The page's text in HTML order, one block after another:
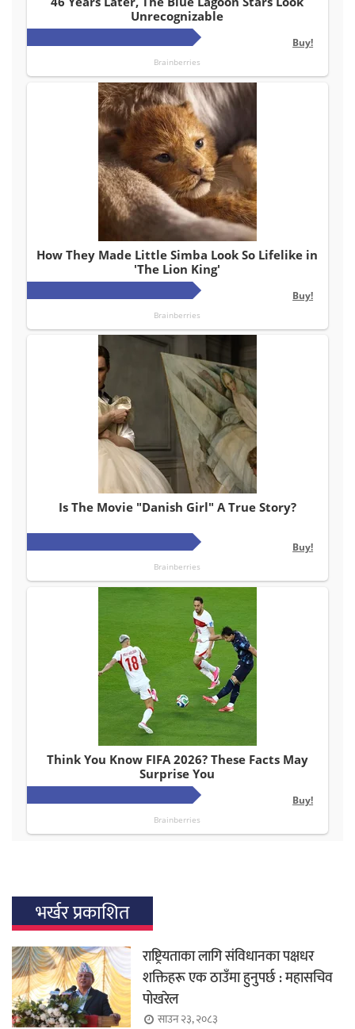
भर्खर प्रकाशित
राष्ट्रियताका लागि संविधानका पक्षधर
शक्तिहरू एक ठाउँमा हुनुपर्छ : महासचिव
पोखरेल
साउन २३, २०८३